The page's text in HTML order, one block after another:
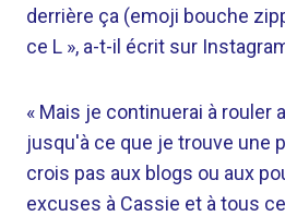
derrière ça (emoji bouche
ce L », a-t-il écrit sur
« Mais je continuerai à rouler
jusqu'à ce que je trouve une
crois pas aux blogs ou aux
excuses à Cassie et à tous